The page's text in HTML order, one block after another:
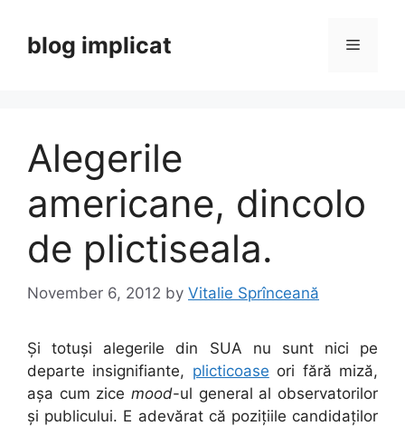
contentblog implicat Menu
Alegerile
americane, dincolo
de plictiseala.
November 6, 2012 by Vitalie Sprînceană
Și totuși alegerile din SUA nu sunt nici pe
departe insignifiante, plicticoase ori fără miză,
așa cum zice mood-ul general al observatorilor
și publicului. E adevărat că pozițiile candidaților